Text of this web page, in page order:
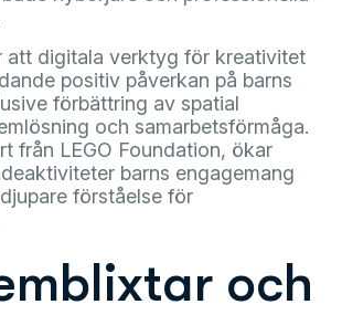
att digitala verktyg för kreativitet
positiv påverkan på barns
förbättring av spatial
och samarbetsförmåga.
från LEGO Foundation, ökar
barns engagemang
förståelse för
och